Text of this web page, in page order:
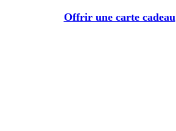
Offrir une carte cadeau